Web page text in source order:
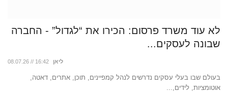
לא עוד משרד פרסום: הכירו את “לגדול” - החברה
שבונה לעסקים...
08.07.26 // 16:42 ליאן
בעולם שבו בעלי עסקים נדרשים לנהל קמפיינים, תוכן, אתרים, דאטה,
אוטומציות, לידים,...